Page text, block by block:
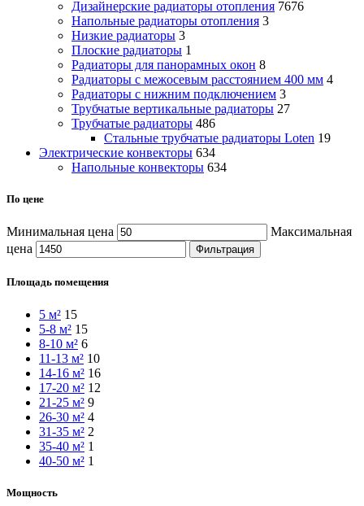
Дизайнерские радиаторы отопления 7676
Напольные радиаторы отопления 3
Низкие радиаторы 3
Плоские радиаторы 1
Радиаторы для панорамных окон 8
Радиаторы с межосевым расстоянием 400 мм 4
Радиаторы с нижним подключением 3
Трубчатые вертикальные радиаторы 27
Трубчатые радиаторы 486
Cтальные трубчатые радиаторы Loten 19
Электрические конвекторы 634
Напольные конвекторы 634
По цене
Минимальная цена
Максимальная
цена
Фильтрация
Площадь помещения
5 м² 15
5-8 м² 15
8-10 м² 6
11-13 м² 10
14-16 м² 16
17-20 м² 12
21-25 м² 9
26-30 м² 4
31-35 м² 2
35-40 м² 1
40-50 м² 1
Мощность